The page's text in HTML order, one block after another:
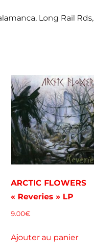
Long Rail Rds,
ARCTIC FLOWERS
« Reveries » LP
9.00€
Ajouter au panier